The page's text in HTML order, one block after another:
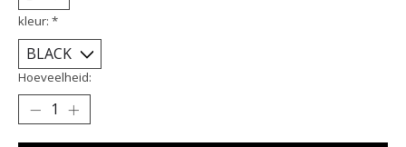
kleur: *
Hoeveelheid: